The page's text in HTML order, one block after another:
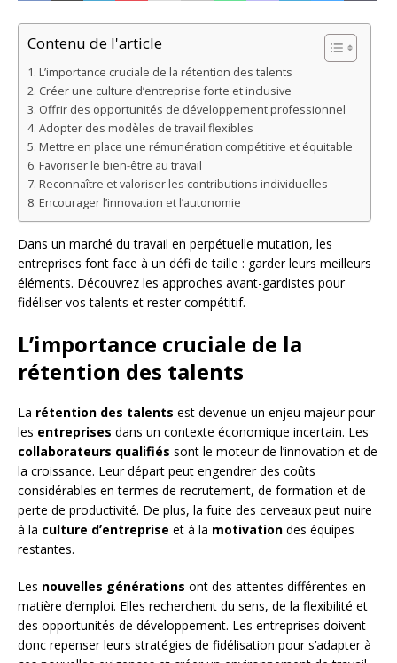
Contenu de l'article
L’importance cruciale de la rétention des talents
Créer une culture d’entreprise forte et inclusive
Offrir des opportunités de développement professionnel
Adopter des modèles de travail flexibles
Mettre en place une rémunération compétitive et équitable
Favoriser le bien-être au travail
Reconnaître et valoriser les contributions individuelles
Encourager l’innovation et l’autonomie
Dans un marché du travail en perpétuelle mutation, les
entreprises font face à un défi de taille : garder leurs meilleurs
éléments. Découvrez les approches avant-gardistes pour
fidéliser vos talents et rester compétitif.
L’importance cruciale de la
rétention des talents
La rétention des talents est devenue un enjeu majeur pour
les entreprises dans un contexte économique incertain. Les
collaborateurs qualifiés sont le moteur de l’innovation et de
la croissance. Leur départ peut engendrer des coûts
considérables en termes de recrutement, de formation et de
perte de productivité. De plus, la fuite des cerveaux peut nuire
à la culture d’entreprise et à la motivation des équipes
restantes.
Les nouvelles générations ont des attentes différentes en
matière d’emploi. Elles recherchent du sens, de la flexibilité et
des opportunités de développement. Les entreprises doivent
donc repenser leurs stratégies de fidélisation pour s’adapter à